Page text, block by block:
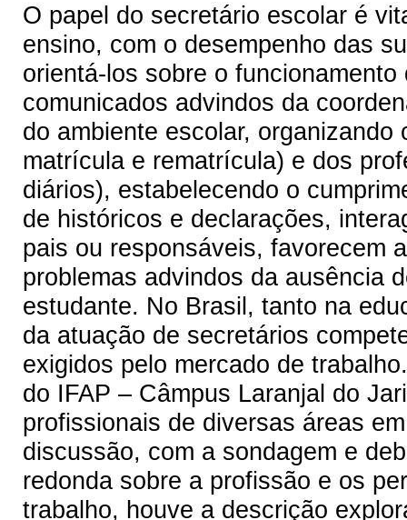
O papel do secretário escolar é
ensino, com o desempenho das
orientá-los sobre o
comunicados advindos da
do ambiente escolar,
matrícula e rematrícula) e dos
diários), estabelecendo o
de históricos e declarações,
pais ou responsáveis, favorecem
problemas advindos da ausência
estudante. No Brasil, tanto na
da atuação de secretários
exigidos pelo mercado de
do IFAP – Câmpus Laranjal do
profissionais de diversas áreas
discussão, com a sondagem e
redonda sobre a profissão e os
trabalho, houve a descrição